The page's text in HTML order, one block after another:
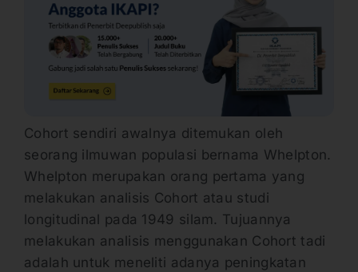
Cohort sendiri awalnya ditemukan oleh
seorang ilmuwan populasi bernama Whelpton.
Whelpton merupakan orang pertama yang
melakukan analisis Cohort atau studi
longitudinal pada 1949 silam. Tujuannya
melakukan analisis menggunakan Cohort tadi
adalah untuk meneliti adanya peningkatan